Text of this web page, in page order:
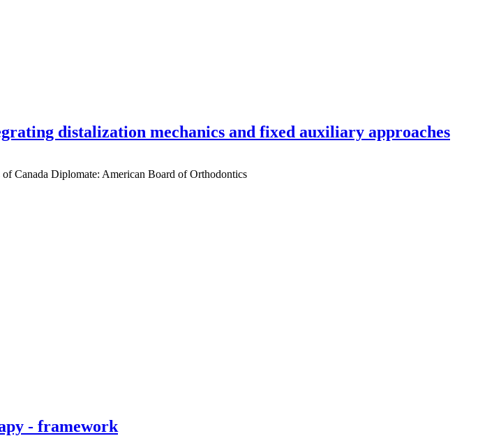
distalization mechanics and fixed auxiliary approaches
Canada Diplomate: American Board of Orthodontics
- framework